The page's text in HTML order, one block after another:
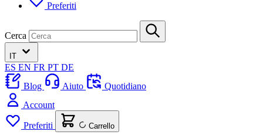
Preferiti
Cerca
IT
ES EN FR PT DE
Blog
Aiuto
Quotidiano
Account
Preferiti Carrello